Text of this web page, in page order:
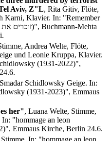
Aviv, Z"L, Rita Gitiv, Flöte,
Karni, Klavier. In: "Remember
Andrea Welte, Flöte,
und Leonie Kruppa, Klavier.
(1931-2022)",
Schidlowsky Geige. In:
(1931-2023)", Emmaus
her", Luana Welte, Stimme,
"hommage an leon
Emmaus Kirche, Berlin 24.6.
In: "hommage an leon